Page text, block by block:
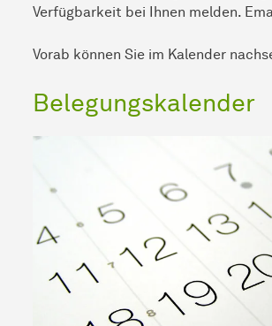
Verfügbarkeit bei Ihnen melden.
Vorab können Sie im Kalender
Belegungskalender